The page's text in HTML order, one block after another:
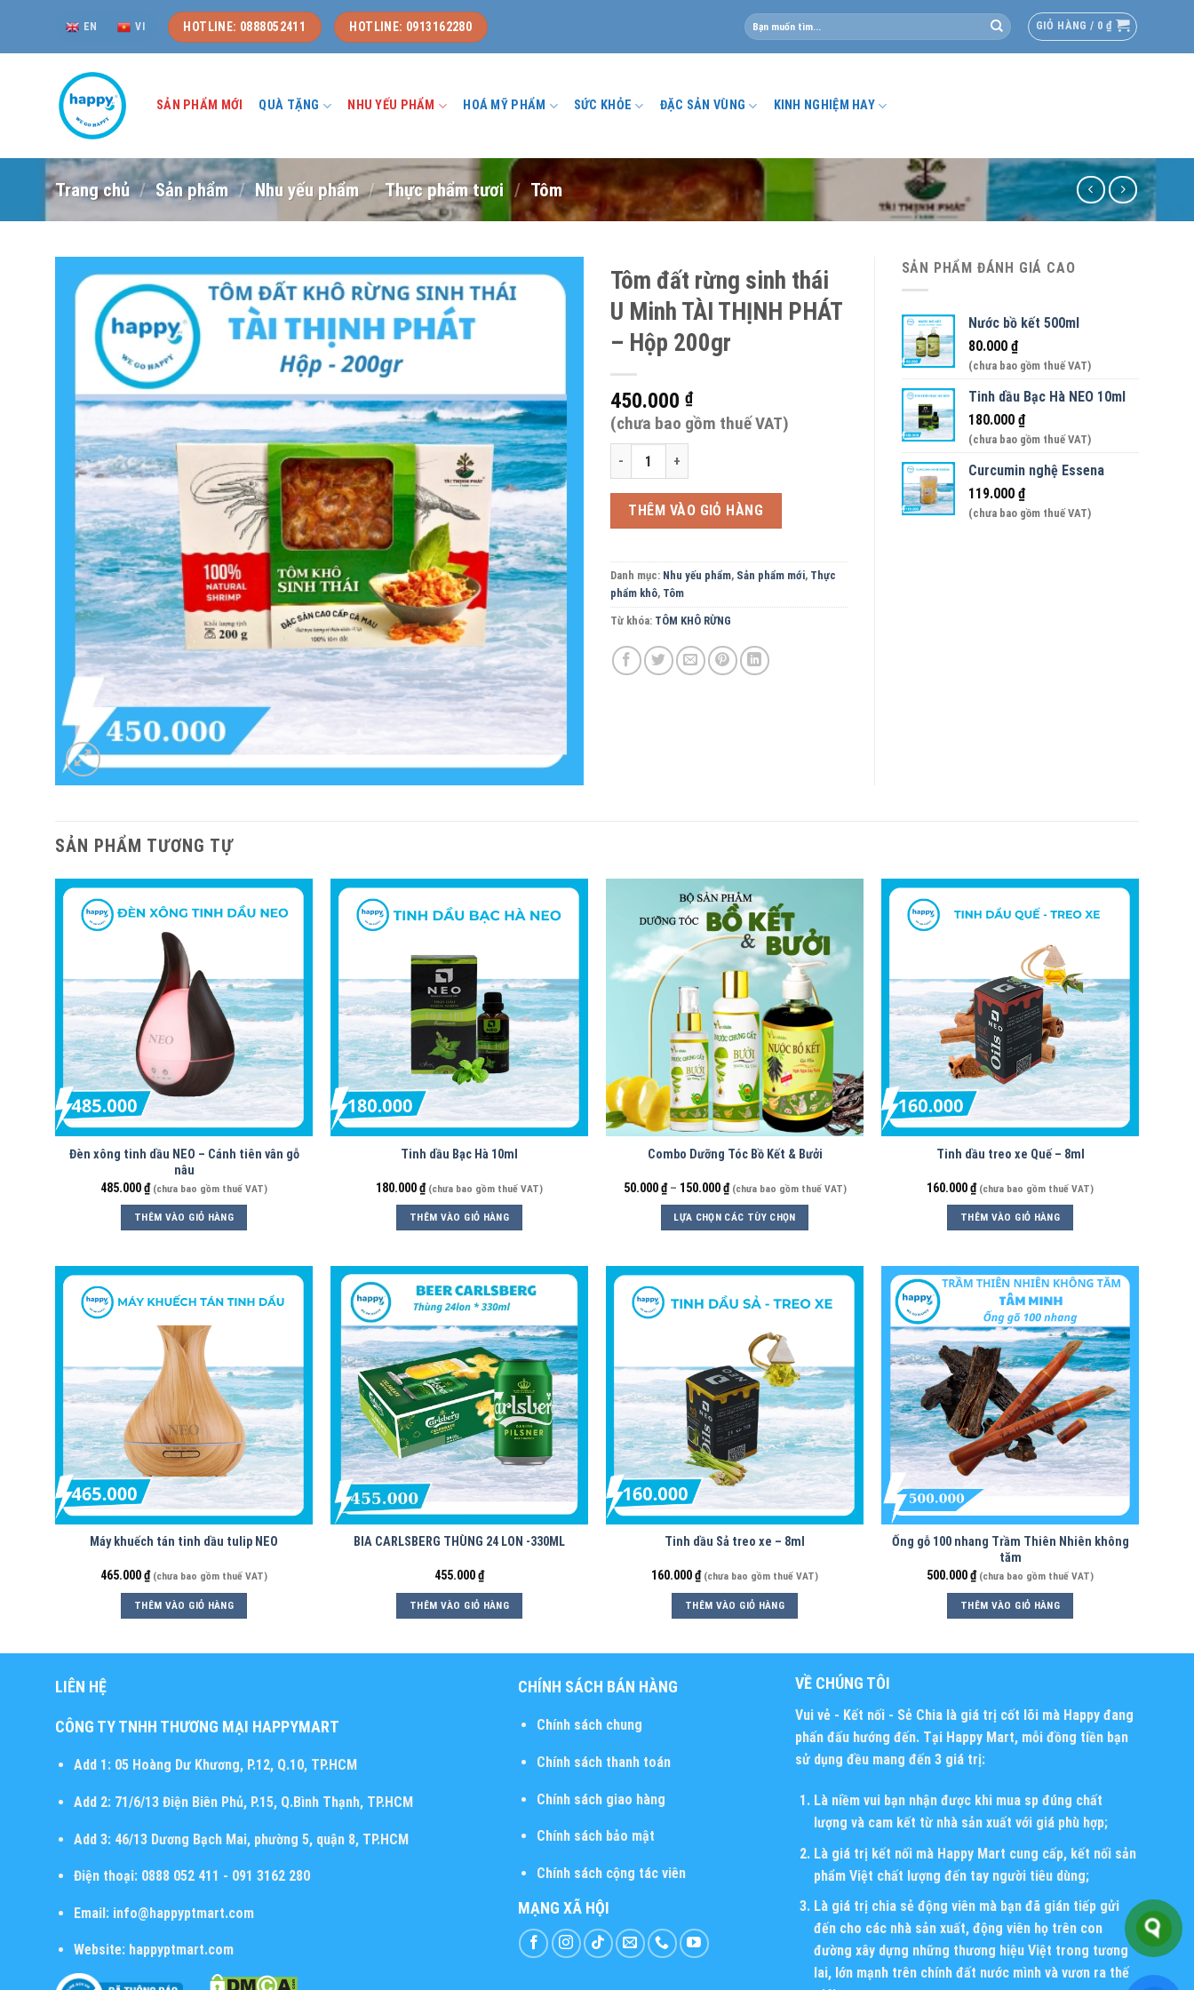
content
EN VI HOTLINE: 0888052411 HOTLINE: 0913162280
Tìm
kiếm:
GIỎ HÀNG / 0 ₫
SẢN PHẨM MỚI QUÀ TẶNG NHU YẾU PHẨM HOÁ MỸ PHẨM SỨC KHỎE ĐẶC SẢN VÙNG KINH NGHIỆM HAY
Trang chủ / Sản phẩm / Nhu yếu phẩm / Thực phẩm tươi / Tôm
Tôm đất rừng sinh thái
U Minh TÀI THỊNH PHÁT
– Hộp 200gr
450.000 ₫
(chưa bao gồm thuế VAT)
Tôm đất rừng sinh thái U Minh TÀI THỊNH PHÁT - Hộp 200gr số lượng
THÊM VÀO GIỎ HÀNG
Danh mục: Nhu yếu phẩm, Sản phẩm mới, Thực
phẩm khô, Tôm
Từ khóa: TÔM KHÔ RỪNG
SẢN PHẨM ĐÁNH GIÁ CAO
Nước bồ kết 500ml
80.000 ₫
(chưa bao gồm thuế VAT)
Tinh dầu Bạc Hà NEO 10ml
180.000 ₫
(chưa bao gồm thuế VAT)
Curcumin nghệ Essena
119.000 ₫
(chưa bao gồm thuế VAT)
SẢN PHẨM TƯƠNG TỰ
Đèn xông tinh dầu NEO – Cánh tiên vân gỗ
nâu
485.000₫ (chưa bao gồm thuế VAT)
THÊM VÀO GIỎ HÀNG
Tinh dầu Bạc Hà 10ml
180.000₫ (chưa bao gồm thuế VAT)
THÊM VÀO GIỎ HÀNG
Combo Dưỡng Tóc Bồ Kết & Bưởi
50.000₫– 150.000₫ (chưa bao gồm thuế VAT)
LỰA CHỌN CÁC TÙY CHỌN
Tinh dầu treo xe Quế – 8ml
160.000₫ (chưa bao gồm thuế VAT)
THÊM VÀO GIỎ HÀNG
Máy khuếch tán tinh dầu tulip NEO
465.000₫ (chưa bao gồm thuế VAT)
THÊM VÀO GIỎ HÀNG
BIA CARLSBERG THÙNG 24 LON -330ML
455.000₫
THÊM VÀO GIỎ HÀNG
Tinh dầu Sả treo xe – 8ml
160.000₫ (chưa bao gồm thuế VAT)
THÊM VÀO GIỎ HÀNG
Ống gỗ 100 nhang Trầm Thiên Nhiên không
tăm
500.000₫ (chưa bao gồm thuế VAT)
THÊM VÀO GIỎ HÀNG
LIÊN HỆ
CÔNG TY TNHH THƯƠNG MẠI HAPPYMART
Add 1:05 Hoàng Dư Khương, P.12, Q.10, TP.HCM
Add 2:71/6/13 Điện Biên Phủ, P.15, Q.Bình Thạnh, TP.HCM
Add 3:46/13 Dương Bạch Mai, phường 5, quận 8, TP.HCM
Điện thoại:0888 052 411 - 091 3162 280
Email:info@happyptmart.com
Website: happyptmart.com
CHÍNH SÁCH BÁN HÀNG
Chính sách chung
Chính sách thanh toán
Chính sách giao hàng
Chính sách bảo mật
Chính sách cộng tác viên
MẠNG XÃ HỘI
VỀ CHÚNG TÔI
Vui vẻ - Kết nối - Sẻ Chia là giá trị cốt lõi mà Happy đang
phấn đấu hướng đến. Tại Happy Mart, mỗi đồng tiền bạn
sử dụng đều mang đến 3 giá trị:
Là niềm vui bạn nhận được khi mua sp đúng chất
lượng và cam kết từ nhà sản xuất với giá phù hợp;
Là giá trị kết nối mà Happy Mart cung cấp, kết nối sản
phẩm Việt chất lượng đến tay người tiêu dùng;
Là giá trị chia sẻ động viên mà bạn đã gián tiếp gửi
đến cho các nhà sản xuất, động viên họ trên con
đường xây dựng những thương hiệu Việt trong tương
lai, lớn mạnh trên chính đất nước mình và vươn ra thế